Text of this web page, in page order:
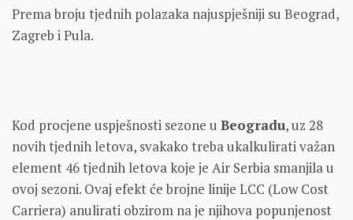
Prema broju tjednih polazaka najuspješniji su Beograd,
Zagreb i Pula.
Kod procjene uspješnosti sezone u Beogradu, uz 28
novih tjednih letova, svakako treba ukalkulirati važan
element 46 tjednih letova koje je Air Serbia smanjila u
ovoj sezoni. Ovaj efekt će brojne linije LCC (Low Cost
Carriera) anulirati obzirom na je njihova popunjenost